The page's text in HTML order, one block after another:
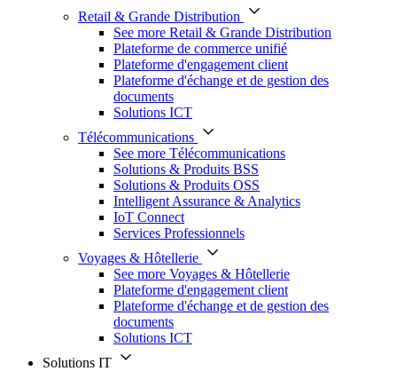
Retail & Grande Distribution
See more Retail & Grande Distribution
Plateforme de commerce unifié
Plateforme d'engagement client
Plateforme d'échange et de gestion des
documents
Solutions ICT
Télécommunications
See more Télécommunications
Solutions & Produits BSS
Solutions & Produits OSS
Intelligent Assurance & Analytics
IoT Connect
Services Professionnels
Voyages & Hôtellerie
See more Voyages & Hôtellerie
Plateforme d'engagement client
Plateforme d'échange et de gestion des
documents
Solutions ICT
Solutions IT